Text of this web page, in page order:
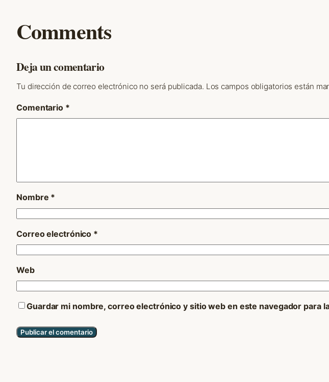
Comments
Deja un comentario
Tu dirección de correo electrónico no será publicada. Los campos obligatorios están
Comentario *
Nombre *
Correo electrónico *
Web
Guardar mi nombre, correo electrónico y sitio web en este navegador para